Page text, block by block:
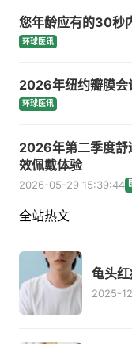
您年龄应有的30秒
环球医讯
2026年纽约瓣膜会
环球医讯
2026年第二季度舒
效佩戴体验
2026-05-29 15:39:44
全站热文
龟头
2025-